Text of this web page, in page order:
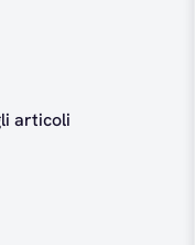
articoli